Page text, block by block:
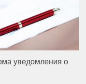
уведомления о